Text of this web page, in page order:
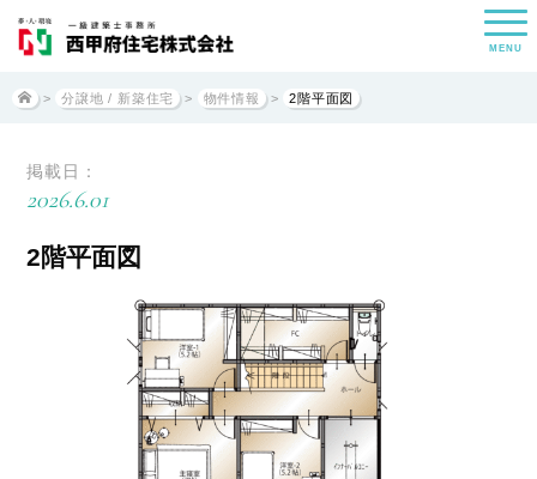
MENU
> 分譲地 / 新築住宅 > 物件情報 > 2階平面図
掲載日：
2026.6.01
2階平面図